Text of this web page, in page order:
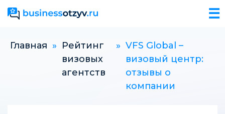
☰
Главная » Рейтинг
визовых
агентств
» VFS Global –
визовый центр:
отзывы о
компании